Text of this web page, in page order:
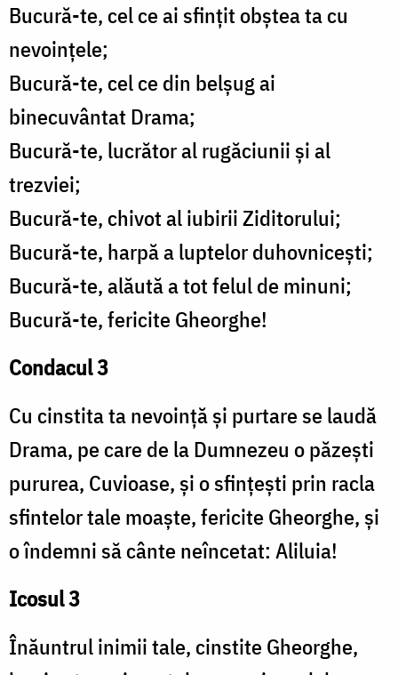
Bucură-te, cel ce ai sfințit obștea ta cu
nevoințele;
Bucură-te, cel ce din belșug ai
binecuvântat Drama;
Bucură-te, lucrător al rugăciunii și al
trezviei;
Bucură-te, chivot al iubirii Ziditorului;
Bucură-te, harpă a luptelor duhovnicești;
Bucură-te, alăută a tot felul de minuni;
Bucură-te, fericite Gheorghe!
Condacul 3
Cu cinstita ta nevoință și purtare se laudă
Drama, pe care de la Dumnezeu o păzești
pururea, Cuvioase, și o sfințești prin racla
sfintelor tale moaște, fericite Gheorghe, și
o îndemni să cânte neîncetat: Aliluia!
Icosul 3
Înăuntrul inimii tale, cinstite Gheorghe,